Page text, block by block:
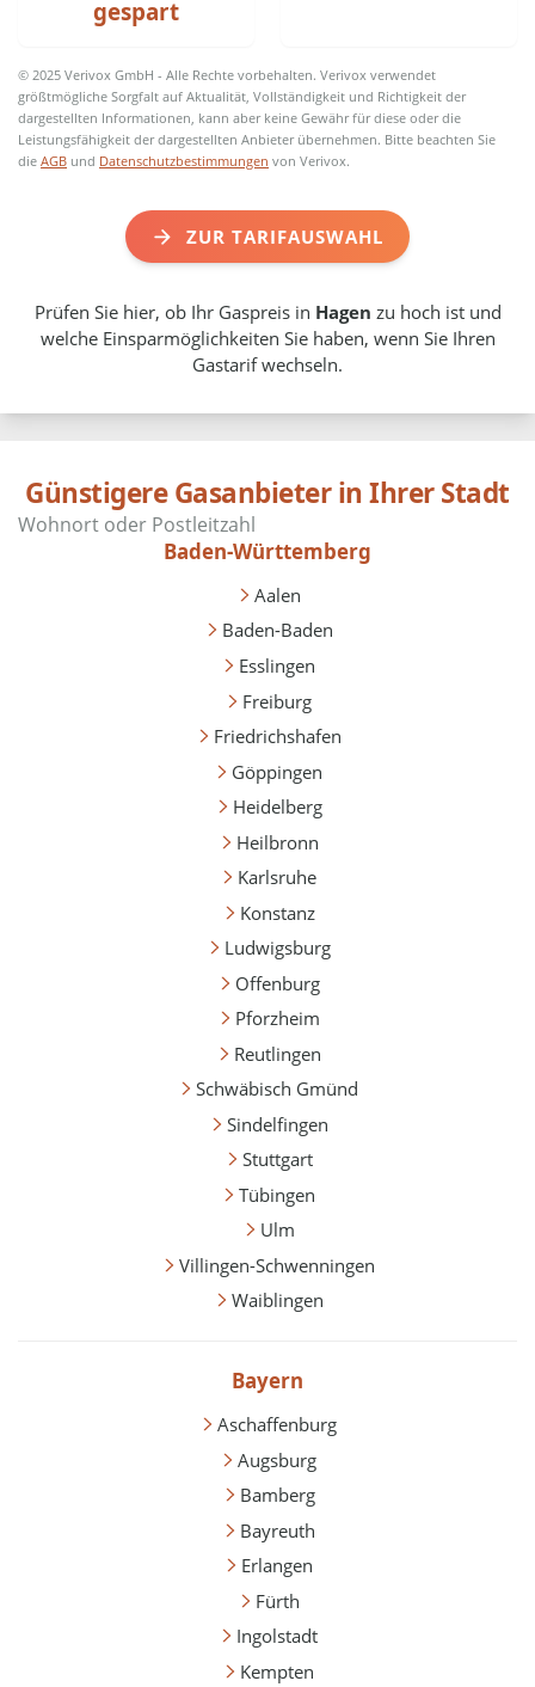
gespart
© 2025 Verivox GmbH - Alle Rechte vorbehalten. Verivox verwendet
größtmögliche Sorgfalt auf Aktualität, Vollständigkeit und Richtigkeit der
dargestellten Informationen, kann aber keine Gewähr für diese oder die
Leistungsfähigkeit der dargestellten Anbieter übernehmen. Bitte beachten Sie
dieAGB und Datenschutzbestimmungen von Verivox.
ZUR TARIFAUSWAHL
Prüfen Sie hier, ob Ihr Gaspreis in Hagen zu hoch ist und
welche Einsparmöglichkeiten Sie haben, wenn Sie Ihren
Gastarif wechseln.
Günstigere Gasanbieter in Ihrer Stadt
Baden-Württemberg
Aalen
Baden-Baden
Esslingen
Freiburg
Friedrichshafen
Göppingen
Heidelberg
Heilbronn
Karlsruhe
Konstanz
Ludwigsburg
Offenburg
Pforzheim
Reutlingen
Schwäbisch Gmünd
Sindelfingen
Stuttgart
Tübingen
Ulm
Villingen-Schwenningen
Waiblingen
Bayern
Aschaffenburg
Augsburg
Bamberg
Bayreuth
Erlangen
Fürth
Ingolstadt
Kempten